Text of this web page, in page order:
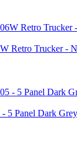
Retro Trucker -
5 Panel Dark Grey